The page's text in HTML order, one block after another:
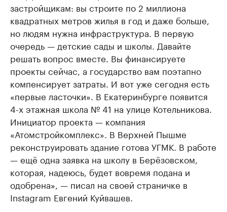
застройщикам: вы строите по 2 миллиона
квадратных метров жилья в год и даже больше,
но людям нужна инфраструктура. В первую
очередь — детские сады и школы. Давайте
решать вопрос вместе. Вы финансируете
проекты сейчас, а государство вам поэтапно
компенсирует затраты. И вот уже сегодня есть
«первые ласточки». В Екатеринбурге появится
4-х этажная школа № 41 на улице Котельникова.
Инициатор проекта — компания
«Атомстройкомплекс». В Верхней Пышме
реконструировать здание готова УГМК. В работе
— ещё одна заявка на школу в Берёзовском,
которая, надеюсь, будет вовремя подана и
одобрена», — писал на своей страничке в
Instagram Евгений Куйвашев.